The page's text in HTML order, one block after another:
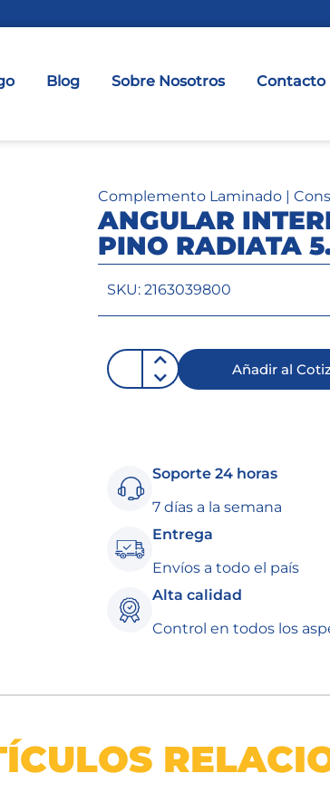
Blog Sobre Nosotros Contacto
Complemento Laminado|
ANGULAR
PINO RADIATA
SKU: 2163039800
Añadir al
Soporte 24 horas
7 días a la semana
Entrega
Envíos a todo el país
Alta calidad
Control en todos los